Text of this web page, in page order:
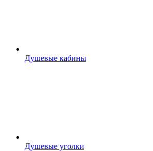
Душевые кабины
Душевые уголки